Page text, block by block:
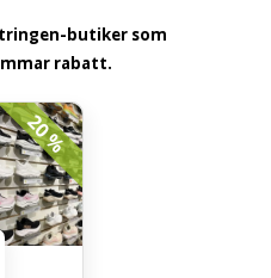
butiker som
rabatt.
20 %